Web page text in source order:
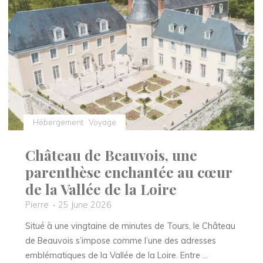
un
château
historique
au
cœur
des
vignes"
Hébergement Voyage
Château de Beauvois, une
parenthèse enchantée au cœur
de la Vallée de la Loire
Pierre
25 June 2026
Situé à une vingtaine de minutes de Tours, le Château
de Beauvois s’impose comme l’une des adresses
emblématiques de la Vallée de la Loire. Entre …